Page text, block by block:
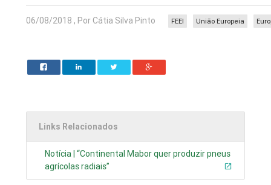
06/08/2018 , Por Cátia Silva Pinto União Europeia
FEEI
Links Relacionados
Notícia | “Continental Mabor quer produzir pneus
agrícolas radiais”